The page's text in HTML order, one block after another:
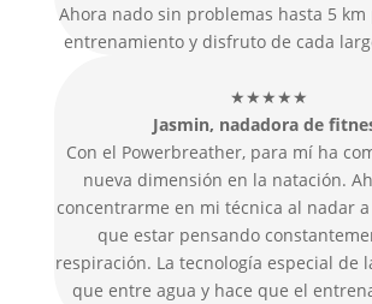
Ahora nado sin problemas hasta 5 km
entrenamiento y disfruto de cada
Con el Powerbreather, para mí ha
nueva dimensión en la natación.
concentrarme en mi técnica al nadar
que estar pensando
respiración. La tecnología especial de
que entre agua y hace que el
★★★★★
Jasmin, nadadora de